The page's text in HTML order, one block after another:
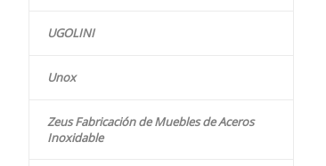
UGOLINI
Unox
Zeus Fabricación de Muebles de Aceros
Inoxidable